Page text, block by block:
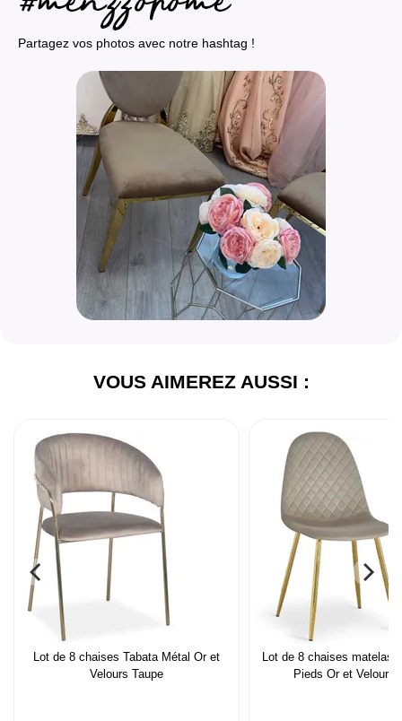
Partagez vos photos avec notre hashtag !
VOUS AIMEREZ AUSSI :
Lot de 8 chaises Tabata Métal Or et
Velours Taupe
Lot de 8 chaises
Pieds Or et Velours